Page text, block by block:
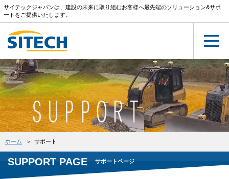
サイテックジャパンは、建設の未来に取り組むお客様へ最先端のソリューション&サポ
ートをご提供いたします。
ホーム サポート
SUPPORT PAGE サポートページ